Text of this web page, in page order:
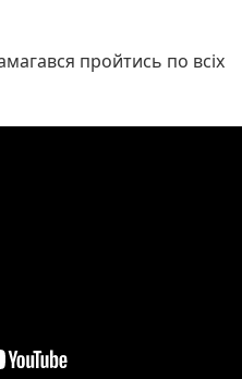
пройтись по всіх